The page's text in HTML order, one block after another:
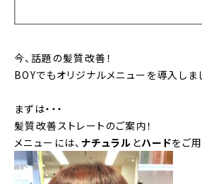
今、話題の髪質改善！
BOYでもオリジナルメニューを導入しま
まずは・・・
髪質改善ストレートのご案内！
メニューには、 ナチュラル とハードをご